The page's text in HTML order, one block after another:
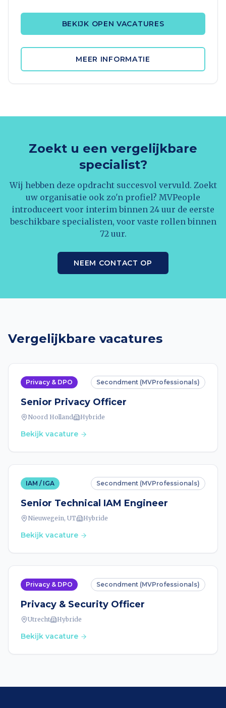
BEKIJK OPEN VACATURES
MEER INFORMATIE
Zoekt u een vergelijkbare
specialist?
Wij hebben deze opdracht succesvol vervuld. Zoekt
uw organisatie ook zo'n profiel? MVPeople
introduceert voor interim binnen 24 uur de eerste
beschikbare specialisten, voor vaste rollen binnen
72 uur.
NEEM CONTACT OP
Vergelijkbare vacatures
Privacy & DPO Secondment (MVProfessionals)
Senior Privacy Officer
Noord Holland Hybride
Bekijk vacature
IAM / IGA Secondment (MVProfessionals)
Senior Technical IAM Engineer
Nieuwegein, UT Hybride
Bekijk vacature
Privacy & DPO Secondment (MVProfessionals)
Privacy & Security Officer
Utrecht Hybride
Bekijk vacature